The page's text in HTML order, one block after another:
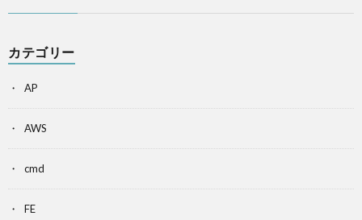
カテゴリー
AP
AWS
cmd
FE